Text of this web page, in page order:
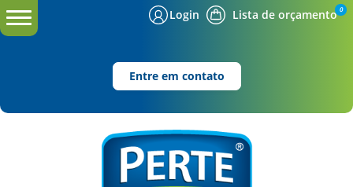
Login Lista de orçamento 0
Entre em contato